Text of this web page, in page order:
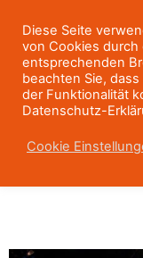
Diese Seite
von Cookies durch
entsprechenden
beachten Sie,
der Funktionalität
Datenschutz-
Cookie